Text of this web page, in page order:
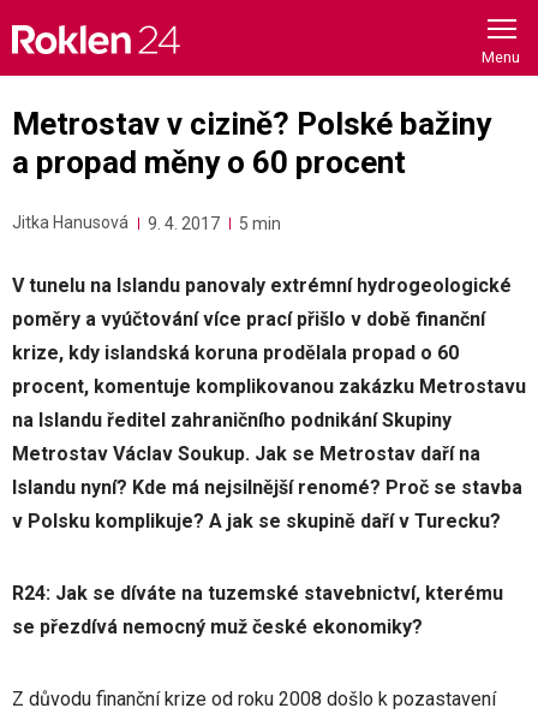
content
Metrostav v cizině? Polské bažiny
a propad měny o 60 procent
Jitka Hanusová 9. 4. 2017 5 min
V tunelu na Islandu panovaly extrémní hydrogeologické
poměry a vyúčtování více prací přišlo v době finanční
krize, kdy islandská koruna prodělala propad o 60
procent, komentuje komplikovanou zakázku Metrostavu
na Islandu ředitel zahraničního podnikání Skupiny
Metrostav Václav Soukup. Jak se Metrostav daří na
Islandu nyní? Kde má nejsilnější renomé? Proč se stavba
v Polsku komplikuje? A jak se skupině daří v Turecku?
R24: Jak se díváte na tuzemské stavebnictví, kterému
se přezdívá nemocný muž české ekonomiky?
Z důvodu finanční krize od roku 2008 došlo k pozastavení